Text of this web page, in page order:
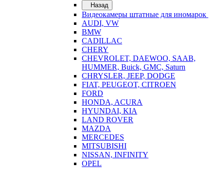
Назад
Видеокамеры штатные для иномарок
AUDI, VW
BMW
CADILLAC
CHERY
CHEVROLET, DAEWOO, SAAB,
HUMMER, Buick, GMC, Saturn
CHRYSLER, JEEP, DODGE
FIAT, PEUGEOT, CITROEN
FORD
HONDA, ACURA
HYUNDAI, KIA
LAND ROVER
MAZDA
MERCEDES
MITSUBISHI
NISSAN, INFINITY
OPEL